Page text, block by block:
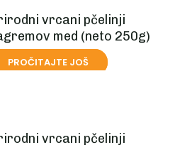
vrcani pčelinji
med (neto 250g)
PROČITAJTE JOŠ
vrcani pčelinji